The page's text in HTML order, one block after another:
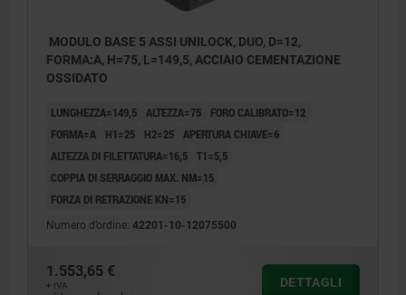
MODULO BASE 5 ASSI UNILOCK, DUO, D=12,
FORMA:A, H=75, L=149,5, ACCIAIO CEMENTAZIONE
OSSIDATO
LUNGHEZZA=149,5 ALTEZZA=75
FORO CALIBRATO=12
FORMA=A
H1=25 H2=25 APERTURA CHIAVE=6
ALTEZZA DI FILETTATURA=16,5 T1=5,5
COPPIA DI SERRAGGIO MAX. NM=15
FORZA DI RETRAZIONE KN=15
Numero d’ordine: 42201-10-12075500
1.553,65 €
+ IVA
DETTAGLI